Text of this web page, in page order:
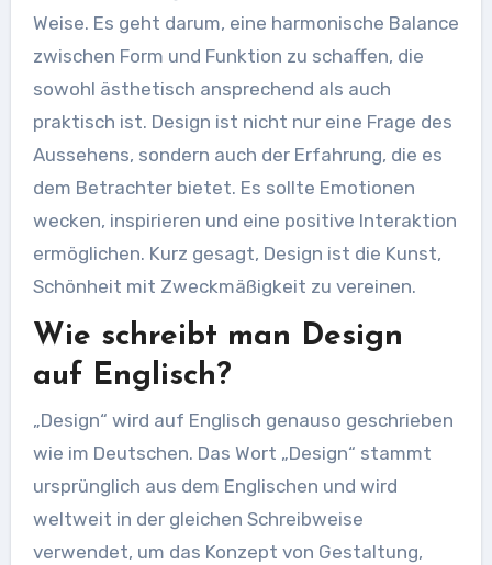
Weise. Es geht darum, eine harmonische Balance
zwischen Form und Funktion zu schaffen, die
sowohl ästhetisch ansprechend als auch
praktisch ist. Design ist nicht nur eine Frage des
Aussehens, sondern auch der Erfahrung, die es
dem Betrachter bietet. Es sollte Emotionen
wecken, inspirieren und eine positive Interaktion
ermöglichen. Kurz gesagt, Design ist die Kunst,
Schönheit mit Zweckmäßigkeit zu vereinen.
Wie schreibt man Design
auf Englisch?
„Design“ wird auf Englisch genauso geschrieben
wie im Deutschen. Das Wort „Design“ stammt
ursprünglich aus dem Englischen und wird
weltweit in der gleichen Schreibweise
verwendet, um das Konzept von Gestaltung,